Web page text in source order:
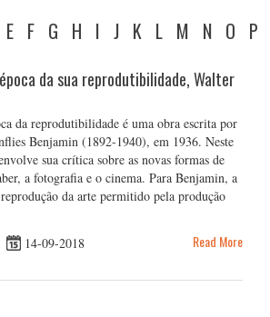
E F G H I J K L M N O P
da sua reprodutibilidade, Walter
da reprodutibilidade é uma obra escrita por
Benjamin (1892-1940), em 1936. Neste
sua crítica sobre as novas formas de
a fotografia e o cinema. Para Benjamin, a
da arte permitido pela produção
14-09-2018 Read More